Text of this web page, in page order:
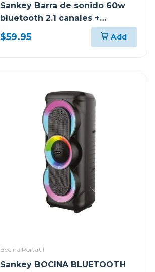
Sankey Barra de sonido 60w
bluetooth 2.1 canales +
subwoofer hmt66
$59.95 Add
Bocina Portatil
Sankey BOCINA BLUETOOTH